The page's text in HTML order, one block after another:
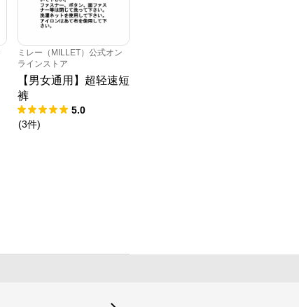
ミレー（MILLET）公式オン
ラインストア
【男女通用】超轻速短
裤
5.0
(3件)